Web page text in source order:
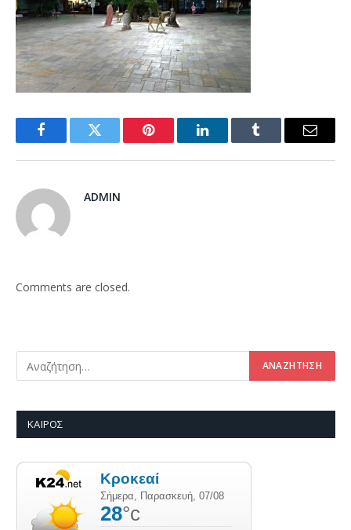
FacebookTwitter Pinterest LinkedInTumblr Email
ADMIN
Comments are closed.
ΚΑΙΡΌΣ